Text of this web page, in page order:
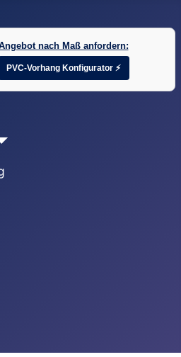
nach Maß anfordern:
PVC-Vorhang Konfigurator ⚡